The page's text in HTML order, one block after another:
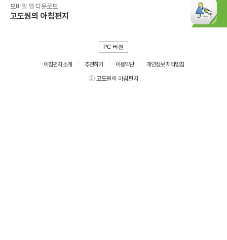
모바일 앱 다운로드
고도원의 아침편지
PC 버전
아침편지 소개 추천하기 이용약관
개인정보 처리방침
ⓒ 고도원의 아침편지